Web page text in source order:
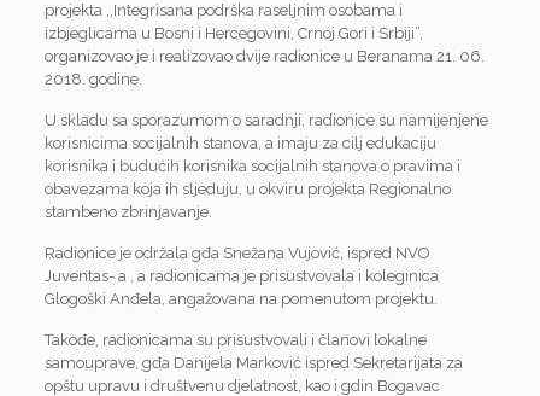
projekta ,,Integrisana podrška raseljnim osobama i
izbjeglicama u Bosni i Hercegovini, Crnoj Gori i Srbiji”,
organizovao je i realizovao dvije radionice u Beranama 21. 06.
2018. godine.
U skladu sa sporazumom o saradnji, radionice su namijenjene
korisnicima socijalnih stanova, a imaju za cilj edukaciju
korisnika i budućih korisnika socijalnih stanova o pravima i
obavezama koja ih sljeduju, u okviru projekta Regionalno
stambeno zbrinjavanje.
Radionice je održala gđa Snežana Vujović, ispred NVO
Juventas- a , a radionicama je prisustvovala i koleginica
Glogoški Anđela, angažovana na pomenutom projektu.
Takođe, radionicama su prisustvovali i članovi lokalne
samouprave, gđa Danijela Marković ispred Sekretarijata za
opštu upravu i društvenu djelatnost, kao i gdin Bogavac